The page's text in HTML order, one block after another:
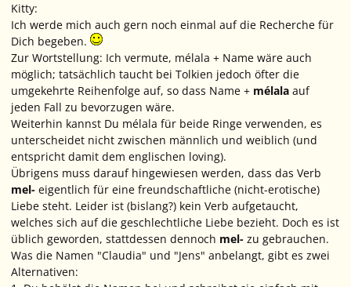
Kitty:
Ich werde mich auch gern noch einmal auf die Recherche für
Dich begeben.
Zur Wortstellung: Ich vermute, mélala + Name wäre auch
möglich; tatsächlich taucht bei Tolkien jedoch öfter die
umgekehrte Reihenfolge auf, so dass Name + mélala auf
jeden Fall zu bevorzugen wäre.
Weiterhin kannst Du mélala für beide Ringe verwenden, es
unterscheidet nicht zwischen männlich und weiblich (und
entspricht damit dem englischen loving).
Übrigens muss darauf hingewiesen werden, dass das Verb
mel- eigentlich für eine freundschaftliche (nicht-erotische)
Liebe steht. Leider ist (bislang?) kein Verb aufgetaucht,
welches sich auf die geschlechtliche Liebe bezieht. Doch es ist
üblich geworden, stattdessen dennoch mel- zu gebrauchen.
Was die Namen "Claudia" und "Jens" anbelangt, gibt es zwei
Alternativen: